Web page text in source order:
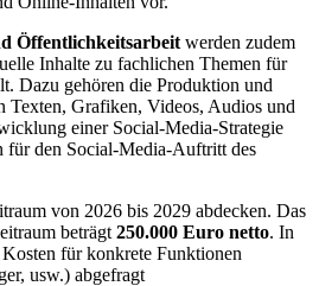
Öffentlichkeitsarbeit werden zudem
Inhalte zu fachlichen Themen für
Dazu gehören die Produktion und
Texten, Grafiken, Videos, Audios und
einer Social-Media-Strategie
für den Social-Media-Auftritt des
von 2026 bis 2029 abdecken. Das
beträgt 250.000 Euro netto. In
für konkrete Funktionen
usw.) abgefragt